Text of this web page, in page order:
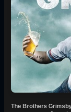
The Brothers